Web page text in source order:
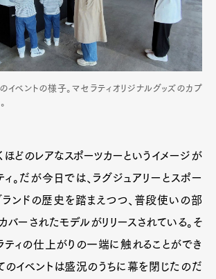
イベントの様子。マセラティオリジナルグッズのカプ
どのレアなスポーツカーというイメージが
。だが今日では、ラグジュアリーとスポー
ランドの歴史を踏まえつつ、普段使いの部
バーされたモデルがリリースされている。そ
ィの仕上がりの一端に触れることができ
のイベントは盛況のうちに幕を閉じたのだ